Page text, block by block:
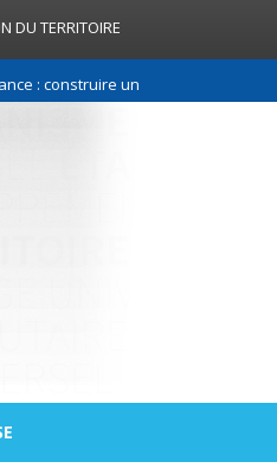
DU TERRITOIRE
: construire une relation de